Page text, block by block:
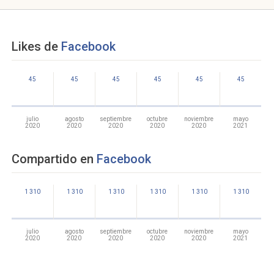
Likes de Facebook
45
julio
2020
45
agosto
2020
45
septiembre
2020
45
octubre
2020
45
noviembre
2020
45
mayo
2021
Compartido en Facebook
1 310
julio
2020
1 310
agosto
2020
1 310
septiembre
2020
1 310
octubre
2020
1 310
noviembre
2020
1 310
mayo
2021